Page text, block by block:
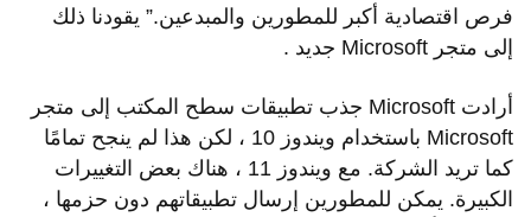
فرص اقتصادية أكبر للمطورين والمبدعين.” يقودنا ذلك
إلى متجر Microsoft جديد .
أرادت Microsoft جذب تطبيقات سطح المكتب إلى متجر
Microsoft باستخدام ويندوز 10 ، لكن هذا لم ينجح تمامًا
كما تريد الشركة. مع ويندوز 11 ، هناك بعض التغييرات
الكبيرة. يمكن للمطورين إرسال تطبيقاتهم دون حزمها ،